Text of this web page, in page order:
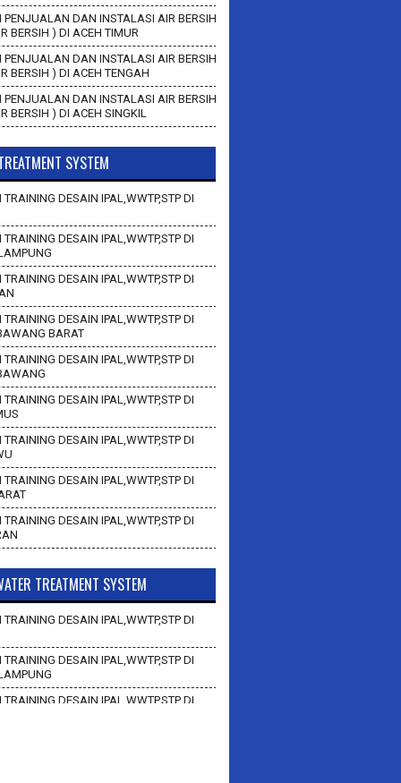
PENJUALAN DAN INSTALASI AIR BERSIH
BERSIH ) DI ACEH TIMUR
PENJUALAN DAN INSTALASI AIR BERSIH
BERSIH ) DI ACEH TENGAH
PENJUALAN DAN INSTALASI AIR BERSIH
BERSIH ) DI ACEH SINGKIL
SYSTEM
TRAINING DESAIN IPAL,WWTP,STP DI
TRAINING DESAIN IPAL,WWTP,STP DI
TRAINING DESAIN IPAL,WWTP,STP DI
TRAINING DESAIN IPAL,WWTP,STP DI
BARAT
TRAINING DESAIN IPAL,WWTP,STP DI
TRAINING DESAIN IPAL,WWTP,STP DI
TRAINING DESAIN IPAL,WWTP,STP DI
TRAINING DESAIN IPAL,WWTP,STP DI
TRAINING DESAIN IPAL,WWTP,STP DI
TREATMENT SYSTEM
TRAINING DESAIN IPAL,WWTP,STP DI
TRAINING DESAIN IPAL,WWTP,STP DI
TRAINING DESAIN IPAL,WWTP,STP DI